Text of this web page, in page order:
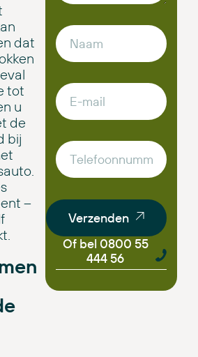
dat
tot
u
de
bij
–
Verzenden
Of bel 0800 55
444 56